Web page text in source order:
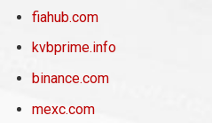
fiahub.com
kvbprime.info
binance.com
mexc.com